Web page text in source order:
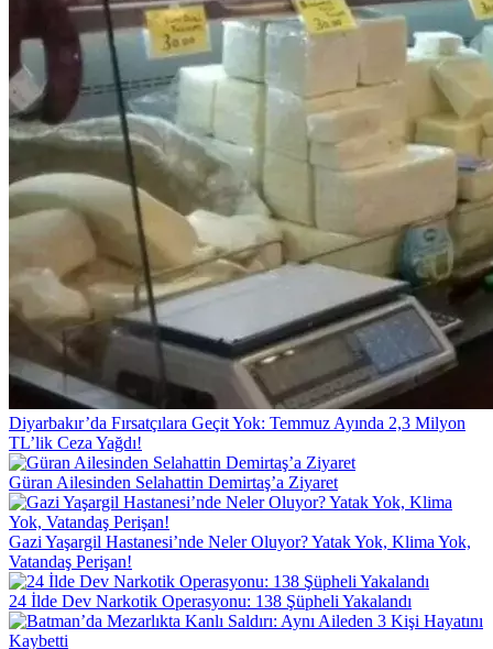
Diyarbakır’da Fırsatçılara Geçit Yok: Temmuz Ayında 2,3 Milyon
TL’lik Ceza Yağdı!
Güran Ailesinden Selahattin Demirtaş’a Ziyaret
Gazi Yaşargil Hastanesi’nde Neler Oluyor? Yatak Yok, Klima Yok,
Vatandaş Perişan!
24 İlde Dev Narkotik Operasyonu: 138 Şüpheli Yakalandı